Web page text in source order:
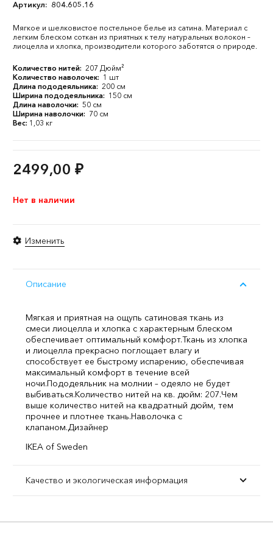
Артикул: 804.605.16
Мягкое и шелковистое постельное белье из сатина. Материал с
легким блеском соткан из приятных к телу натуральных волокон –
лиоцелла и хлопка, производители которого заботятся о природе.
Количество нитей: 207 Дюйм²
Количество наволочек: 1 шт
Длина пододеяльника: 200 см
Ширина пододеяльника: 150 см
Длина наволочки: 50 см
Ширина наволочки: 70 см
Вес: 1,03 кг
2499,00 ₽
Нет в наличии
Изменить
Описание
Мягкая и приятная на ощупь сатиновая ткань из
смеси лиоцелла и хлопка с характерным блеском
обеспечивает оптимальный комфорт.Ткань из хлопка
и лиоцелла прекрасно поглощает влагу и
способствует ее быстрому испарению, обеспечивая
максимальный комфорт в течение всей
ночи.Пододеяльник на молнии – одеяло не будет
выбиваться.Количество нитей на кв. дюйм: 207.Чем
выше количество нитей на квадратный дюйм, тем
прочнее и плотнее ткань.Наволочка с
клапаном.Дизайнер
IKEA of Sweden
Качество и экологическая информация